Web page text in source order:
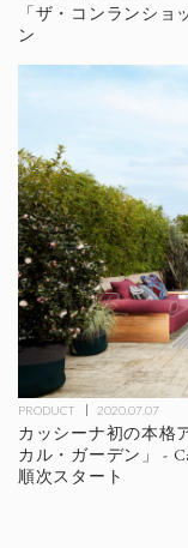
「ザ・コンランシ
ン
PRODUCT 2020.07.07
カッシーナ初の本格
カル・ガーデン」 -
順次スタート